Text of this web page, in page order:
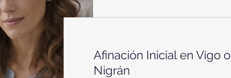
Afinación Inicial en Vigo o
Nigrán